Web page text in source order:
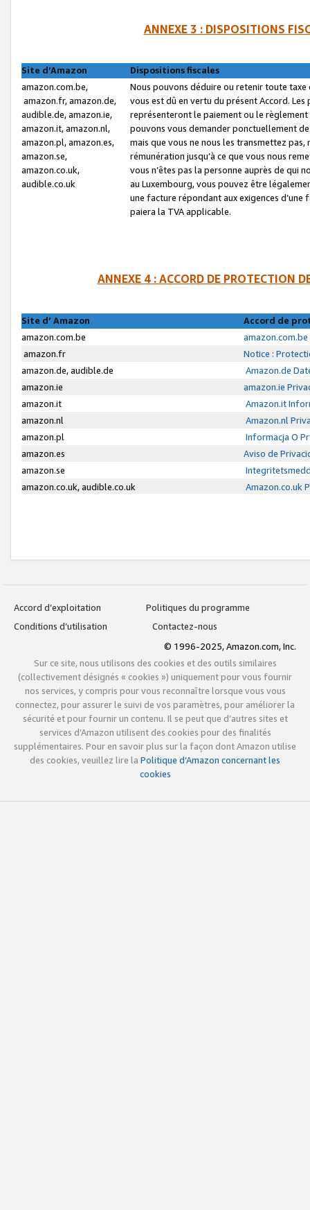
ANNEXE 3 : DISPOSITIONS
Site d’Amazon
Dispositions fiscales
amazon.com.be,
amazon.fr, amazon.de,
audible.de, amazon.ie,
amazon.it, amazon.nl,
amazon.pl, amazon.es,
amazon.se,
amazon.co.uk,
audible.co.uk
Nous pouvons déduire ou retenir toute
vous est dû en vertu du présent Accord.
représenteront le paiement ou le
pouvons vous demander ponctuellement
mais que vous ne nous les transmettez
rémunération jusqu’à ce que vous nous
vous n’êtes pas la personne auprès de qui
au Luxembourg, vous pouvez être
une facture répondant aux exigences
paiera la TVA applicable.
ANNEXE 4 : ACCORD DE PROTECTION
Site d’ Amazon
Accord de
amazon.com.be
amazon.fr
Notice :
amazon.de, audible.de
Amazon.de
amazon.ie
amazon.ie
amazon.it
Amazon.it
amazon.nl
Amazon.nl
amazon.pl
Informacja O
amazon.es
Aviso de
amazon.se
amazon.co.uk, audible.co.uk
Amazon.co.uk
Accord d’exploitation
Politiques du programme
Conditions d’utilisation
Contactez-nous
© 1996-2025, Amazon.com, Inc.
Sur ce site, nous utilisons des cookies et des outils similaires
(collectivement désignés « cookies ») uniquement pour vous fournir
nos services, y compris pour vous reconnaître lorsque vous vous
connectez, pour assurer le suivi de vos paramètres, pour améliorer la
sécurité et pour fournir un contenu. Il se peut que d’autres sites et
services d’Amazon utilisent des cookies pour des finalités
supplémentaires. Pour en savoir plus sur la façon dont Amazon utilise
des cookies, veuillez lire la Politique d’Amazon concernant les
cookies